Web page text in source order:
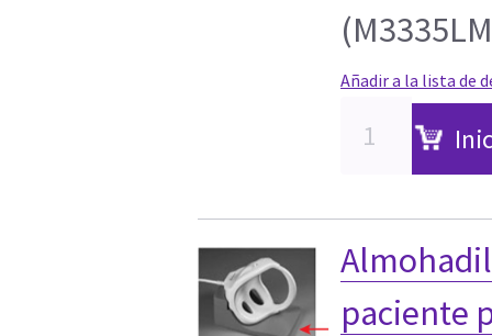
Añadir a la lista de
paciente